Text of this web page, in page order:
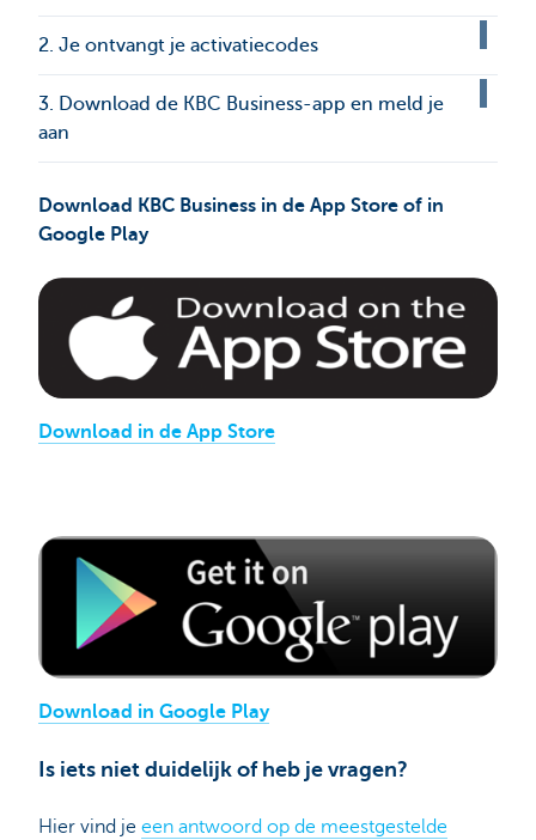
2. Je ontvangt je activatiecodes
3. Download de KBC Business-app en meld je
aan
Download KBC Business in de App Store of in
Google Play
Download in de App Store
Download in Google Play
Is iets niet duidelijk of heb je vragen?
Hier vind je een antwoord op de meestgestelde